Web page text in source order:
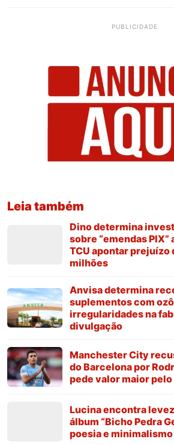
PUBLICIDADE
Leia também
Dino determina
sobre “emendas
TCU apontar prejuízo
milhões
Anvisa determina
suplementos com
irregularidades na
divulgação
Manchester City
do Barcelona por
pede valor maior
Lucina encontra
álbum “Bicho Pedra
poesia e minimalismo